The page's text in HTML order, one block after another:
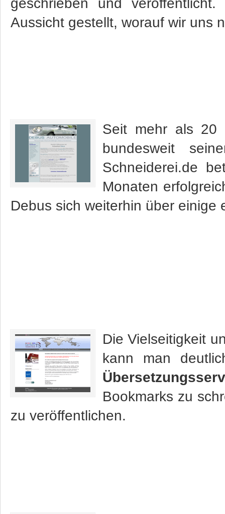
geschrieben und
Aussicht gestellt, worauf wir uns
Seit mehr als 20
bundesweit
Schneiderei.de
Monaten
Debus sich weiterhin über
Die Vielseitigkeit
kann man
Bookmarks zu
zu veröffentlichen.